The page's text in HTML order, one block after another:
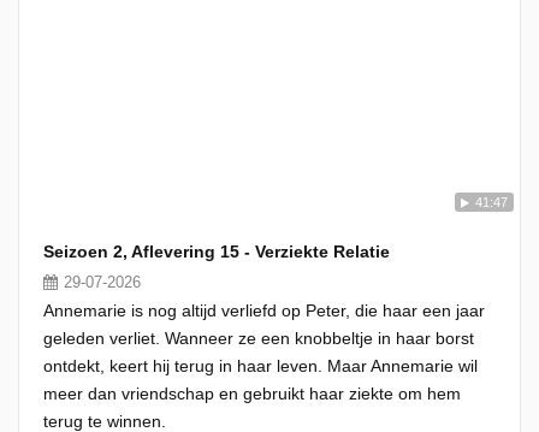
41:47
Seizoen 2, Aflevering 15 - Verziekte Relatie
29-07-2026
Annemarie is nog altijd verliefd op Peter, die haar een jaar
geleden verliet. Wanneer ze een knobbeltje in haar borst
ontdekt, keert hij terug in haar leven. Maar Annemarie wil
meer dan vriendschap en gebruikt haar ziekte om hem
terug te winnen.